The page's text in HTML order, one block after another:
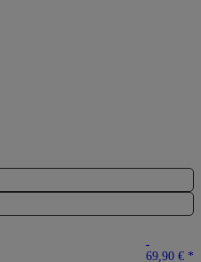
69,90 € *